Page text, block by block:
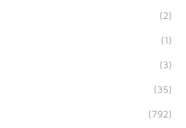
(2)
(1)
(3)
(35)
(792)